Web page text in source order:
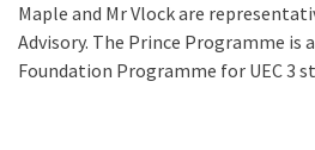
Maple and Mr Vlock are
Advisory. The Prince Programme
Foundation Programme for UEC 3